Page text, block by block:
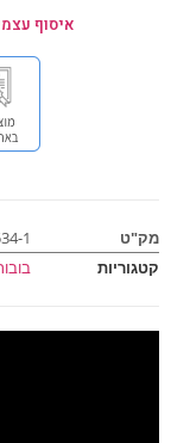
איסוף עצמי,
1
בובות,